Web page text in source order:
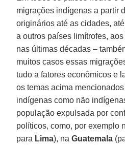
migrações indígenas a partir
originários até as cidades,
a outros países limítrofes, aos
nas últimas décadas –
muitos casos essas
tudo a fatores econômicos e
os temas acima
indígenas como não
população expulsada por
políticos, como, por exemplo
para Lima), naGuatemala